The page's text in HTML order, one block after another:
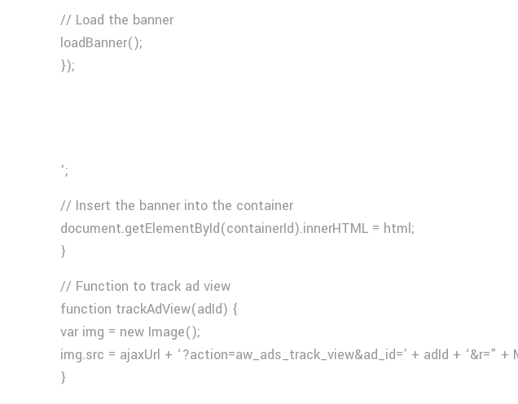
// Load the banner
loadBanner();
});
‘;
// Insert the banner into the container
document.getElementById(containerId).innerHTML = html;
}
// Function to track ad view
function trackAdView(adId) {
var img = new Image();
img.src = ajaxUrl + ‘?action=aw_ads_track_view&ad_id=’ + adId + ‘&r=” +
}